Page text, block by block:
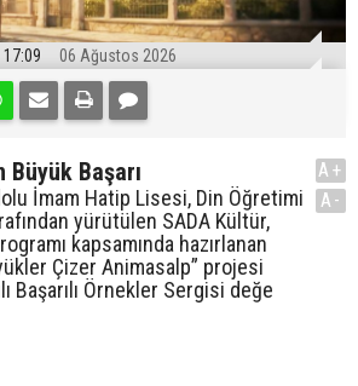
17:09 06 Ağustos 2026
Büyük Başarı
İmam Hatip Lisesi, Din Öğretimi
yürütülen SADA Kültür,
kapsamında hazırlanan
Çizer Animasalp” projesi
Başarılı Örnekler Sergisi değe
A+
A-